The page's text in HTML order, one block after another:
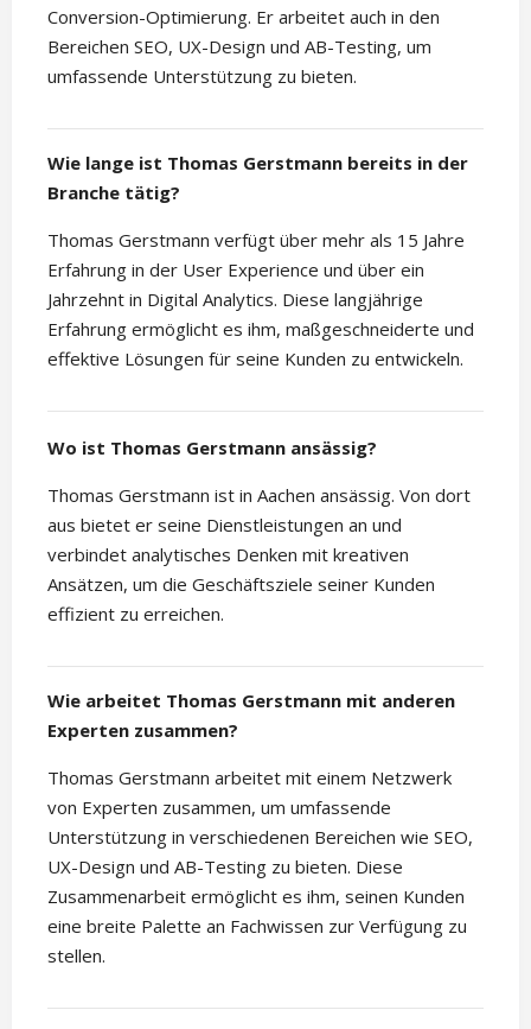
Conversion-Optimierung. Er arbeitet auch in den
Bereichen SEO, UX-Design und AB-Testing, um
umfassende Unterstützung zu bieten.
Wie lange ist Thomas Gerstmann bereits in der
Branche tätig?
Thomas Gerstmann verfügt über mehr als 15 Jahre
Erfahrung in der User Experience und über ein
Jahrzehnt in Digital Analytics. Diese langjährige
Erfahrung ermöglicht es ihm, maßgeschneiderte und
effektive Lösungen für seine Kunden zu entwickeln.
Wo ist Thomas Gerstmann ansässig?
Thomas Gerstmann ist in Aachen ansässig. Von dort
aus bietet er seine Dienstleistungen an und
verbindet analytisches Denken mit kreativen
Ansätzen, um die Geschäftsziele seiner Kunden
effizient zu erreichen.
Wie arbeitet Thomas Gerstmann mit anderen
Experten zusammen?
Thomas Gerstmann arbeitet mit einem Netzwerk
von Experten zusammen, um umfassende
Unterstützung in verschiedenen Bereichen wie SEO,
UX-Design und AB-Testing zu bieten. Diese
Zusammenarbeit ermöglicht es ihm, seinen Kunden
eine breite Palette an Fachwissen zur Verfügung zu
stellen.